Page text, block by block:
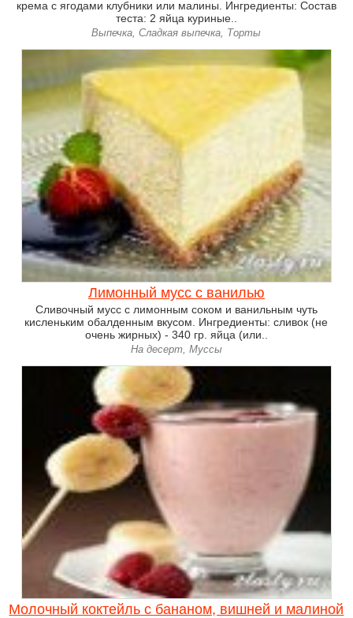
крема с ягодами клубники или малины. Ингредиенты: Состав
теста: 2 яйца куриные..
Выпечка, Сладкая выпечка, Торты
Лимонный мусс с ванилью
Сливочный мусс с лимонным соком и ванильным чуть
кисленьким обалденным вкусом. Ингредиенты: сливок (не
очень жирных) - 340 гр. яйца (или..
На десерт, Муссы
Молочный коктейль с бананом, вишней и малиной